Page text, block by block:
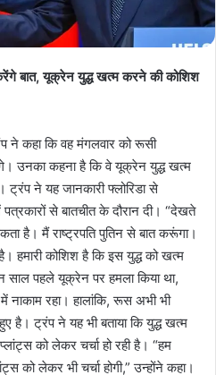
बात, यूक्रेन युद्ध खत्म करने की कोशिश
ने कहा कि वह मंगलवार को रूसी
उनका कहना है कि वे यूक्रेन युद्ध खत्म
ने यह जानकारी फ्लोरिडा से
से बातचीत के दौरान दी। “देखते
है। मैं राष्ट्रपति पुतिन से बात करूंगा।
हमारी कोशिश है कि इस युद्ध को खत्म
साल पहले यूक्रेन पर हमला किया था,
नाकाम रहा। हालांकि, रूस अभी भी
है। ट्रंप ने यह भी बताया कि युद्ध खत्म
को लेकर चर्चा हो रही है। “हम
को लेकर भी चर्चा होगी,” उन्होंने कहा।